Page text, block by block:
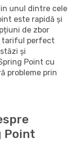
unul dintre cele
este rapidă și
de zbor
tariful perfect
și
Point cu
probleme prin
Point